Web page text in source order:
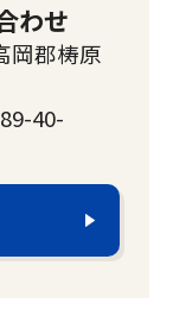
わせ
郡梼原
40-